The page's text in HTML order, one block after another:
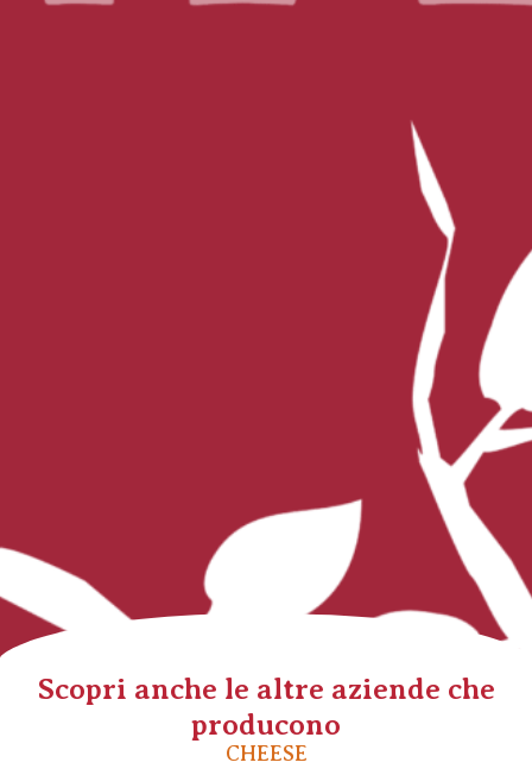
Scopri anche le altre aziende che
producono
CHEESE